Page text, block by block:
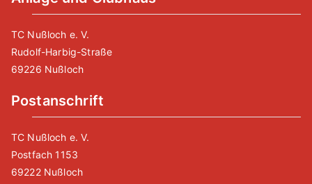
TC Nußloch e. V.
Rudolf-Harbig-Straße
69226 Nußloch
Postanschrift
TC Nußloch e. V.
Postfach 1153
69222 Nußloch